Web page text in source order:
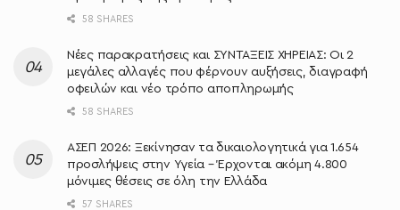
58 SHARES
Νέες παρακρατήσεις και ΣΥΝΤΑΞΕΙΣ ΧΗΡΕΙΑΣ: Οι 2
μεγάλες αλλαγές που φέρνουν αυξήσεις, διαγραφή
οφειλών και νέο τρόπο αποπληρωμής
58 SHARES
ΑΣΕΠ 2026: Ξεκίνησαν τα δικαιολογητικά για 1.654
προσλήψεις στην Υγεία – Έρχονται ακόμη 4.800
μόνιμες θέσεις σε όλη την Ελλάδα
57 SHARES